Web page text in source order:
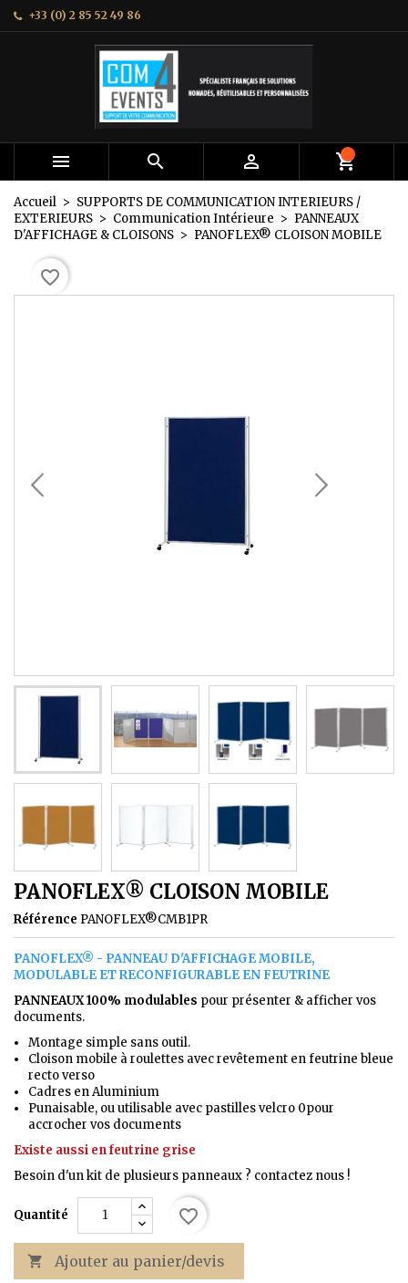
+33 (0) 2 85 52 49 86
  
Accueil
SUPPORTS DE COMMUNICATION INTERIEURS /
EXTERIEURS
Communication Intérieure
PANNEAUX
D'AFFICHAGE & CLOISONS
PANOFLEX® CLOISON MOBILE
favorite_border
PANOFLEX® CLOISON MOBILE
Référence PANOFLEX®CMB1PR
PANOFLEX® - PANNEAU D'AFFICHAGE MOBILE,
MODULABLE ET RECONFIGURABLE EN FEUTRINE
PANNEAUX 100% modulables pour présenter & afficher vos
documents.
Montage simple sans outil.
Cloison mobile à roulettes avec revêtement en feutrine bleue
recto verso
Cadres en Aluminium
Punaisable, ou utilisable avec pastilles velcro 0pour
accrocher vos documents
Existe aussi en feutrine grise
Besoin d'un kit de plusieurs panneaux ? contactez nous !
Quantité
 Ajouter au panier/devis
favorite_border
Mes listes ×
Créer une nouvelle liste
Créer une liste d'envies ×
Nom de la liste d'envies
Annuler Créer une liste d'envies
Connexion ×
Vous devez être connecté pour ajouter des produits
à votre liste d'envies.
Annuler Connexion